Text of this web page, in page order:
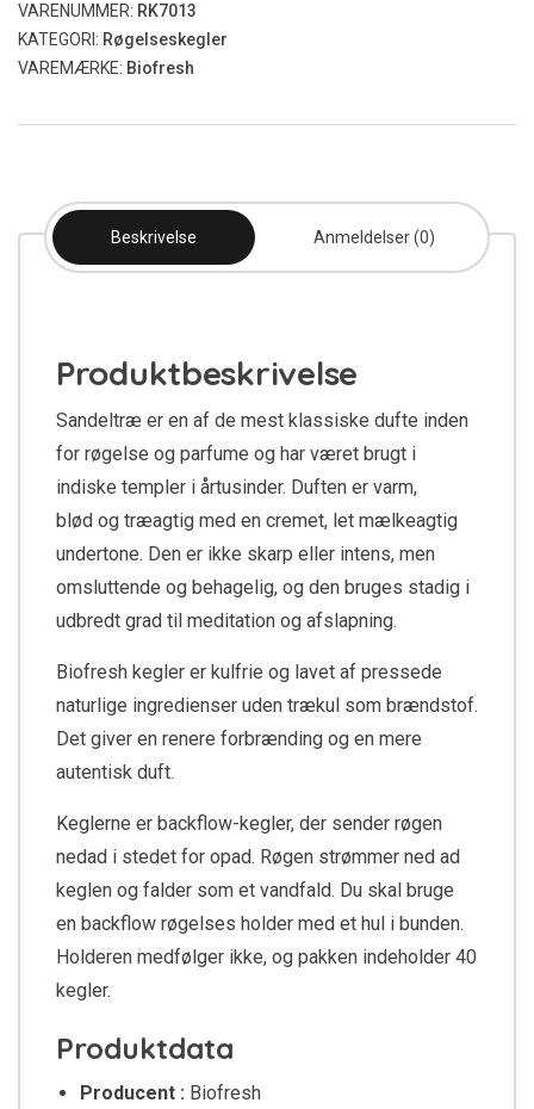
VARENUMMER: RK7013
KATEGORI: Røgelseskegler
VAREMÆRKE: Biofresh
Beskrivelse Anmeldelser (0)
Produktbeskrivelse
Sandeltræ er en af de mest klassiske dufte inden
for røgelse og parfume og har været brugt i
indiske templer i årtusinder. Duften er varm,
blød og træagtig med en cremet, let mælkeagtig
undertone. Den er ikke skarp eller intens, men
omsluttende og behagelig, og den bruges stadig i
udbredt grad til meditation og afslapning.
Biofresh kegler er kulfrie og lavet af pressede
naturlige ingredienser uden trækul som brændstof.
Det giver en renere forbrænding og en mere
autentisk duft.
Keglerne er backflow-kegler, der sender røgen
nedad i stedet for opad. Røgen strømmer ned ad
keglen og falder som et vandfald. Du skal bruge
en backflow røgelses holder med et hul i bunden.
Holderen medfølger ikke, og pakken indeholder 40
kegler.
Produktdata
Producent : Biofresh